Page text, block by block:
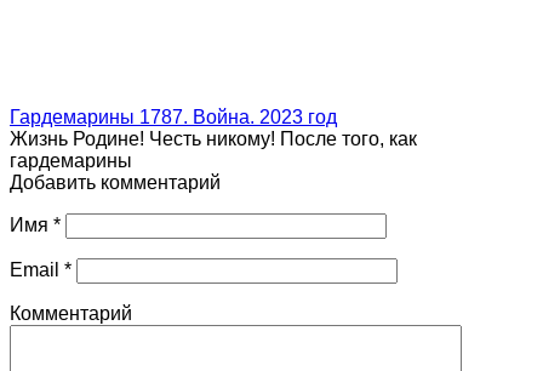
Гардемарины 1787. Война. 2023 год
Жизнь Родине! Честь никому! После того, как
гардемарины
Добавить комментарий
Имя *
Email *
Комментарий